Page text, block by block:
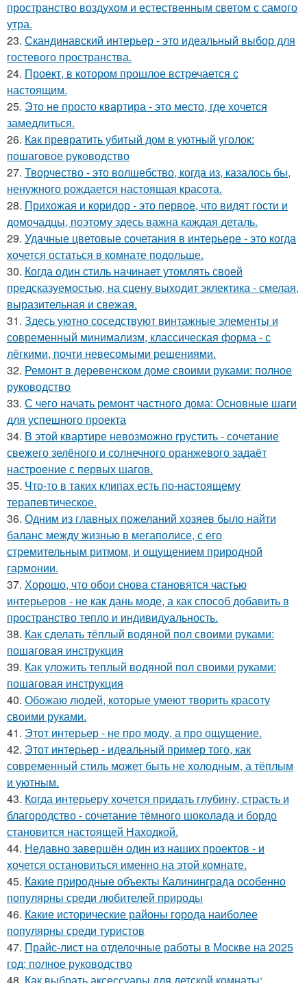
пространство воздухом и естественным светом с самого
утра.
23. Скандинавский интерьер - это идеальный выбор для
гостевого пространства.
24. Проект, в котором прошлое встречается с
настоящим.
25. Это не просто квартира - это место, где хочется
замедлиться.
26. Как превратить убитый дом в уютный уголок:
пошаговое руководство
27. Творчество - это волшебство, когда из, казалось бы,
ненужного рождается настоящая красота.
28. Прихожая и коридор - это первое, что видят гости и
домочадцы, поэтому здесь важна каждая деталь.
29. Удачные цветовые сочетания в интерьере - это когда
хочется остаться в комнате подольше.
30. Когда один стиль начинает утомлять своей
предсказуемостью, на сцену выходит эклектика - смелая,
выразительная и свежая.
31. Здесь уютно соседствуют винтажные элементы и
современный минимализм, классическая форма - с
лёгкими, почти невесомыми решениями.
32. Ремонт в деревенском доме своими руками: полное
руководство
33. С чего начать ремонт частного дома: Основные шаги
для успешного проекта
34. В этой квартире невозможно грустить - сочетание
свежего зелёного и солнечного оранжевого задаёт
настроение с первых шагов.
35. Что-то в таких клипах есть по-настоящему
терапевтическое.
36. Одним из главных пожеланий хозяев было найти
баланс между жизнью в мегаполисе, с его
стремительным ритмом, и ощущением природной
гармонии.
37. Хорошо, что обои снова становятся частью
интерьеров - не как дань моде, а как способ добавить в
пространство тепло и индивидуальность.
38. Как сделать тёплый водяной пол своими руками:
пошаговая инструкция
39. Как уложить теплый водяной пол своими руками:
пошаговая инструкция
40. Обожаю людей, которые умеют творить красоту
своими руками.
41. Этот интерьер - не про моду, а про ощущение.
42. Этот интерьер - идеальный пример того, как
современный стиль может быть не холодным, а тёплым
и уютным.
43. Когда интерьеру хочется придать глубину, страсть и
благородство - сочетание тёмного шоколада и бордо
становится настоящей Находкой.
44. Недавно завершён один из наших проектов - и
хочется остановиться именно на этой комнате.
45. Какие природные объекты Калининграда особенно
популярны среди любителей природы
46. Какие исторические районы города наиболее
популярны среди туристов
47. Прайс-лист на отделочные работы в Москве на 2025
год: полное руководство